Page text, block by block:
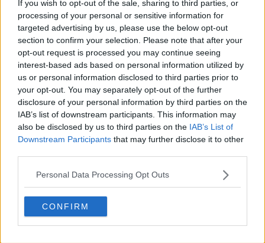
If you wish to opt-out of the sale, sharing to third parties, or
processing of your personal or sensitive information for
targeted advertising by us, please use the below opt-out
section to confirm your selection. Please note that after your
opt-out request is processed you may continue seeing
interest-based ads based on personal information utilized by
us or personal information disclosed to third parties prior to
your opt-out. You may separately opt-out of the further
disclosure of your personal information by third parties on the
IAB’s list of downstream participants. This information may
also be disclosed by us to third parties on the IAB’s List of
Downstream Participants that may further disclose it to other
Personal Data Processing Opt Outs
CONFIRM
20 de rețete de salate de vară fără prelucrare termică
06.08.2026